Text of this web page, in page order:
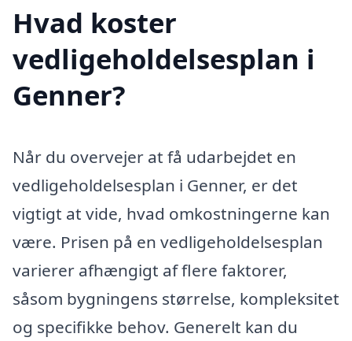
Hvad koster
vedligeholdelsesplan i
Genner?
Når du overvejer at få udarbejdet en
vedligeholdelsesplan i Genner, er det
vigtigt at vide, hvad omkostningerne kan
være. Prisen på en vedligeholdelsesplan
varierer afhængigt af flere faktorer,
såsom bygningens størrelse, kompleksitet
og specifikke behov. Generelt kan du